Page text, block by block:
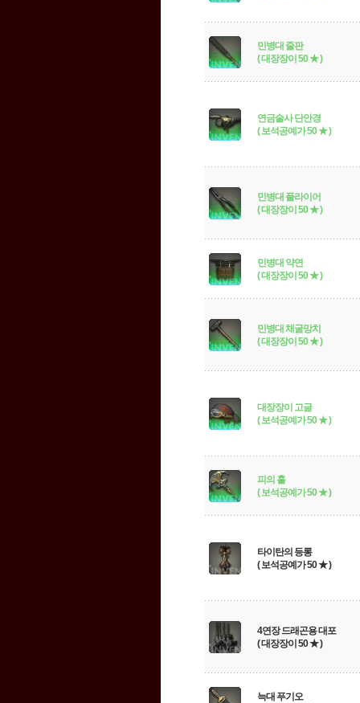
민병대 줄판
( 대장장이 50 ★ )
연금술사 단안경
( 보석공예가 50 ★ )
민병대 플라이어
( 대장장이 50 ★ )
민병대 약연
( 대장장이 50 ★ )
민병대 채굴망치
( 대장장이 50 ★ )
대장장이 고글
( 보석공예가 50 ★ )
피의 홀
( 보석공예가 50 ★ )
타이탄의 등롱
( 보석공예가 50 ★ )
4연장 드래곤용 대포
( 대장장이 50 ★ )
늑대 푸기오